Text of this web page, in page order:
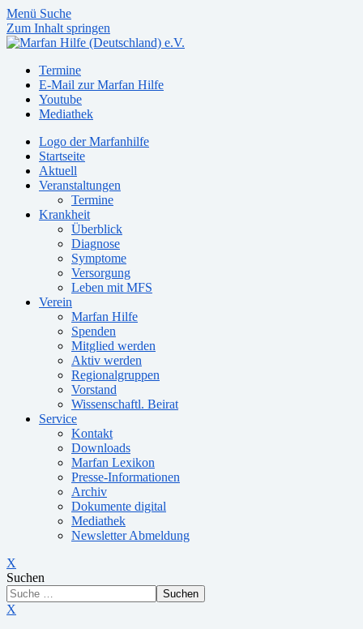
Menü Suche
Zum Inhalt springen
Termine
E-Mail zur Marfan Hilfe
Youtube
Mediathek
Logo der Marfanhilfe
Startseite
Aktuell
Veranstaltungen
Termine
Krankheit
Überblick
Diagnose
Symptome
Versorgung
Leben mit MFS
Verein
Marfan Hilfe
Spenden
Mitglied werden
Aktiv werden
Regionalgruppen
Vorstand
Wissenschaftl. Beirat
Service
Kontakt
Downloads
Marfan Lexikon
Presse-Informationen
Archiv
Dokumente digital
Mediathek
Newsletter Abmeldung
X
Suchen
Suchen
X